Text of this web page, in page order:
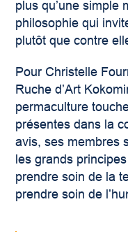
plus qu’une simple
philosophie qui
plutôt que contre
Pour Christelle
Ruche d’Art
permaculture
présentes dans la
avis, ses membres
les grands
prendre soin de la
prendre soin de